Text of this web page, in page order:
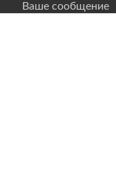
Ваше сообщение